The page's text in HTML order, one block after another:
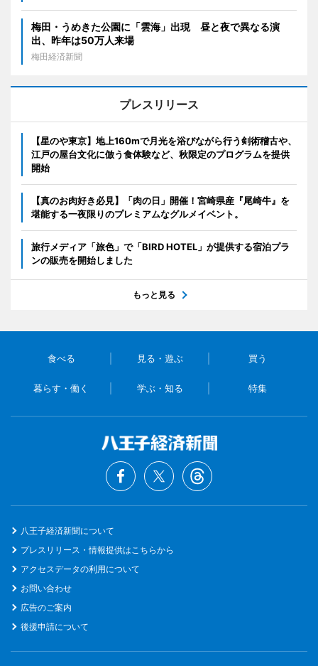
梅田・うめきた公園に「雲海」出現 昼と夜で異なる演
出、昨年は50万人来場
梅田経済新聞
プレスリリース
【星のや東京】地上160mで月光を浴びながら行う剣術稽古や、
江戸の屋台文化に倣う食体験など、秋限定のプログラムを提供
開始
【真のお肉好き必見】「肉の日」開催！宮崎県産『尾崎牛』を
堪能する一夜限りのプレミアムなグルメイベント。
旅行メディア「旅色」で「BIRD HOTEL」が提供する宿泊プラ
ンの販売を開始しました
もっと見る
食べる 見る・遊ぶ 買う
暮らす・働く 学ぶ・知る 特集
八王子経済新聞について
プレスリリース・情報提供はこちらから
アクセスデータの利用について
お問い合わせ
広告のご案内
後援申請について